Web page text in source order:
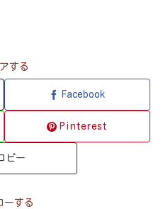
する
Facebook
Pinterest
ピー
ーする